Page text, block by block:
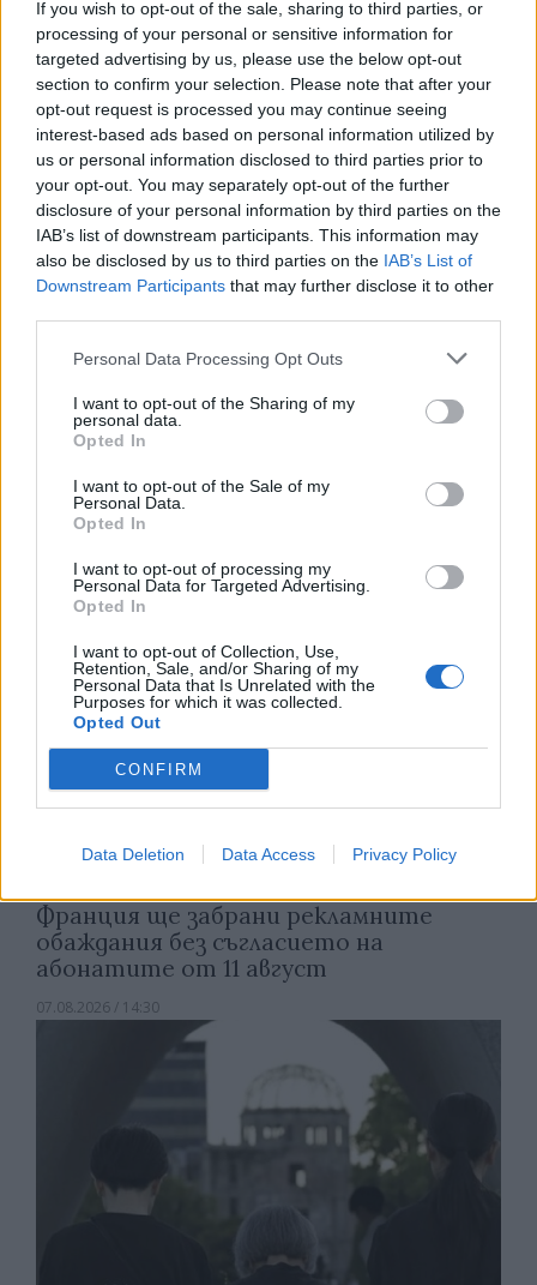
If you wish to opt-out of the sale, sharing to third parties, or
processing of your personal or sensitive information for
targeted advertising by us, please use the below opt-out
section to confirm your selection. Please note that after your
opt-out request is processed you may continue seeing
interest-based ads based on personal information utilized by
us or personal information disclosed to third parties prior to
your opt-out. You may separately opt-out of the further
disclosure of your personal information by third parties on the
IAB’s list of downstream participants. This information may
also be disclosed by us to third parties on the IAB’s List of
Downstream Participants that may further disclose it to other
Personal Data Processing Opt Outs
I want to opt-out of the Sharing of my
personal data.
Opted In
I want to opt-out of the Sale of my
Personal Data.
Opted In
I want to opt-out of processing my
Personal Data for Targeted Advertising.
Opted In
I want to opt-out of Collection, Use,
Retention, Sale, and/or Sharing of my
Personal Data that Is Unrelated with the
Purposes for which it was collected.
Opted Out
CONFIRM
Data Deletion Data Access Privacy Policy
Изкуствен интелект за първи път
създаде нови жизнеспособни вируси
07.08.2026 / 15:30
Астронавти на NASA излязоха в
открития космос
Франция ще забрани рекламните
обаждания без съгласието на
абонатите от 11 август
07.08.2026 / 14:30